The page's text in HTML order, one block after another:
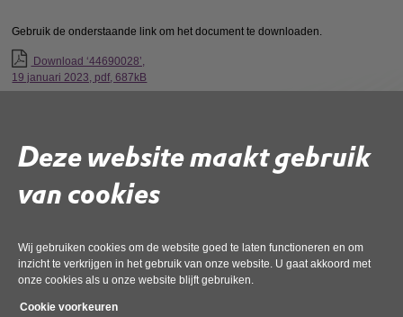
Deze website maakt gebruik
van cookies
Wij gebruiken cookies om de website goed te laten functioneren en om
inzicht te verkrijgen in het gebruik van onze website. U gaat akkoord met
onze cookies als u onze website blijft gebruiken.
Cookie voorkeuren
Gebruik de onderstaande link om het document te downloaden.
Download ‘44690028’,
19 januari 2023, pdf, 687kB
Bezoekadres